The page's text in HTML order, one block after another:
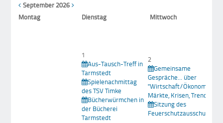
September 2026
Montag Dienstag Mittwoch
1
Aus-Tausch-Treff in
Tarmstedt
Spielenachmittag
des TSV Timke
Bücherwürmchen in
der Bücherei
Tarmstedt
2
Gemeinsame
Gespräche... über
"Wirtschaft/Ökonomie -
Märkte, Krisen, Trends
Sitzung des
Feuerschutzausschusses